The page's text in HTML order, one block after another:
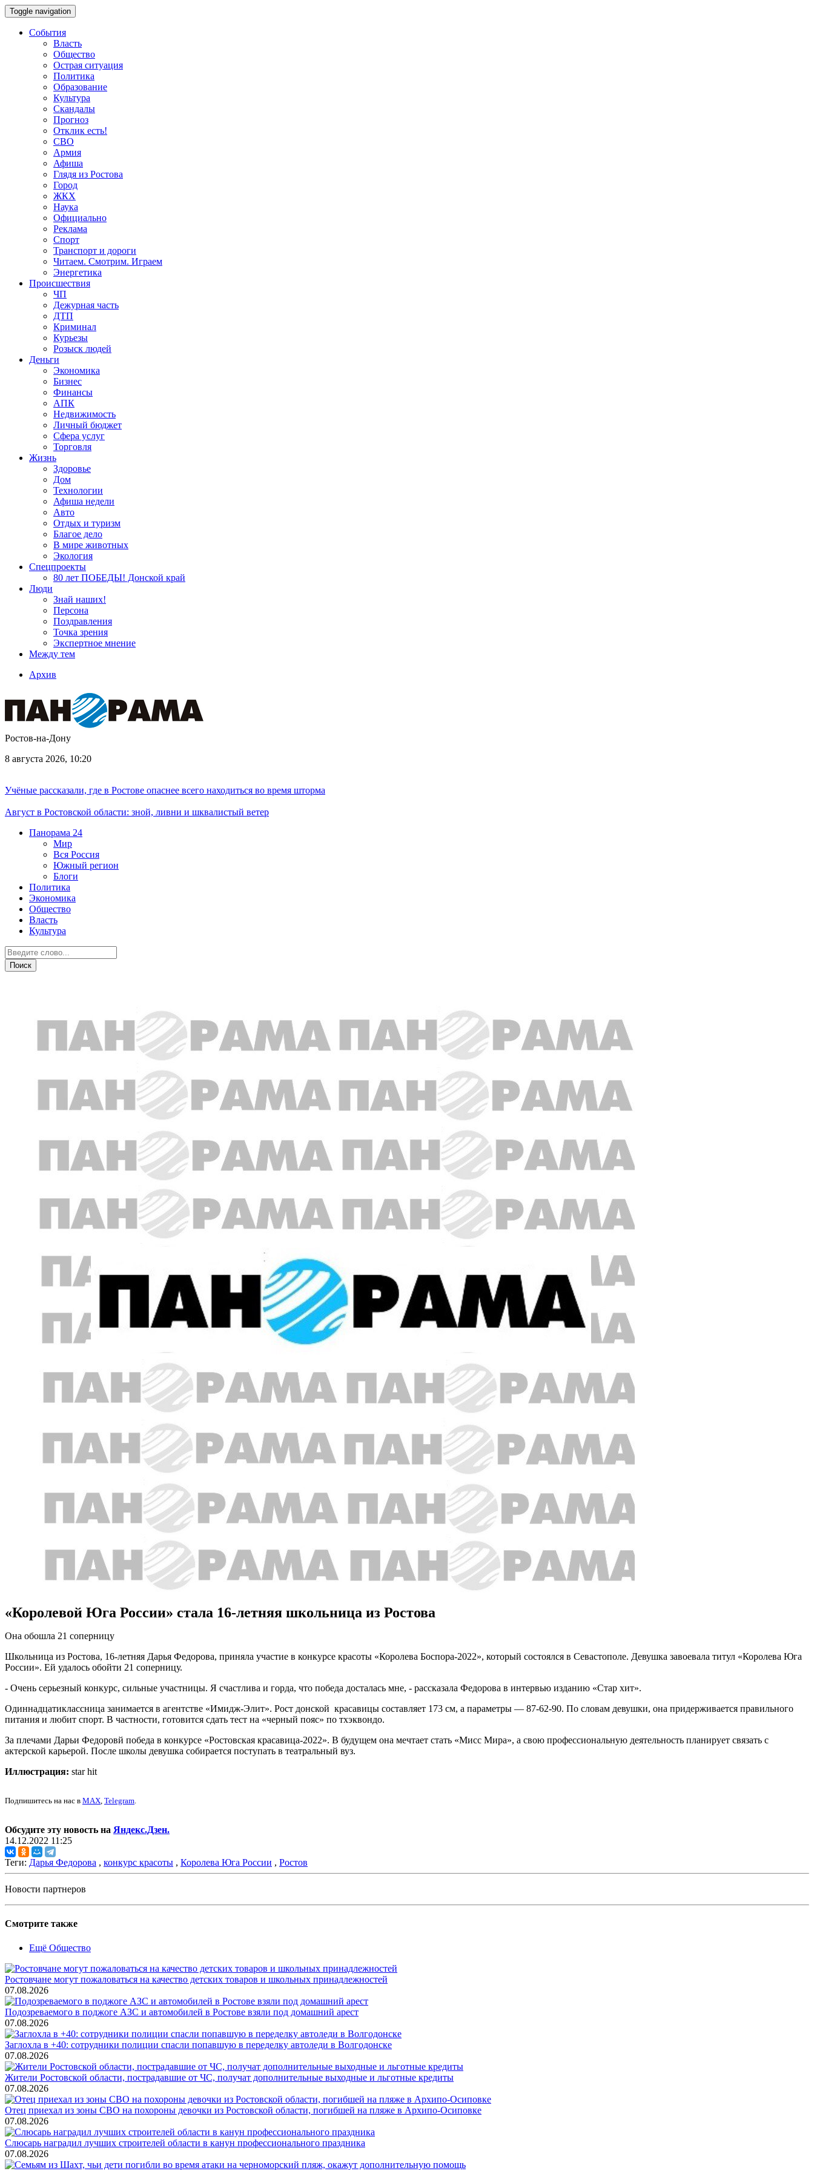
Toggle navigation
События
Власть
Общество
Острая ситуация
Политика
Образование
Культура
Скандалы
Прогноз
Отклик есть!
СВО
Армия
Афиша
Глядя из Ростова
Город
ЖКХ
Наука
Официально
Реклама
Спорт
Транспорт и дороги
Читаем. Смотрим. Играем
Энергетика
Происшествия
ЧП
Дежурная часть
ДТП
Криминал
Курьезы
Розыск людей
Деньги
Экономика
Бизнес
Финансы
АПК
Недвижимость
Личный бюджет
Сфера услуг
Торговля
Жизнь
Здоровье
Дом
Технологии
Афиша недели
Авто
Отдых и туризм
Благое дело
В мире животных
Экология
Спецпроекты
80 лет ПОБЕДЫ! Донской край
Люди
Знай наших!
Персона
Поздравления
Точка зрения
Экспертное мнение
Между тем
Архив
Ростов-на-Дону
8 августа 2026, 10:20
Учёные рассказали, где в Ростове опаснее всего находиться во время шторма
Август в Ростовской области: зной, ливни и шквалистый ветер
Панорама 24
Мир
Вся Россия
Южный регион
Блоги
Политика
Экономика
Общество
Власть
Культура
«Королевой Юга России» стала 16-летняя школьница из Ростова
Она обошла 21 соперницу
Школьница из Ростова, 16-летняя Дарья Федорова, приняла участие в конкурсе красоты «Королева Боспора-2022», который состоялся в Севастополе. Девушка завоевала титул «Королева Юга
России». Ей удалось обойти 21 соперницу.
- Очень серьезный конкурс, сильные участницы. Я счастлива и горда, что победа досталась мне, - рассказала Федорова в интервью изданию «Стар хит».
Одиннадцатиклассница занимается в агентстве «Имидж-Элит». Рост донской красавицы составляет 173 см, а параметры — 87-62-90. По словам девушки, она придерживается правильного
питания и любит спорт. В частности, готовится сдать тест на «черный пояс» по тхэквондо.
За плечами Дарьи Федоровй победа в конкурсе «Ростовская красавица-2022». В будущем она мечтает стать «Мисс Мира», а свою профессиональную деятельность планирует связать с
актерской карьерой. После школы девушка собирается поступать в театральный вуз.
Иллюстрация: star hit
Подпишитесь на нас в MAX, Telegram.
Обсудите эту новость на Яндекс.Дзен.
14.12.2022 11:25
Теги: Дарья Федорова , конкурс красоты , Королева Юга России , Ростов
Новости партнеров
Смотрите также
Ещё Общество
Ростовчане могут пожаловаться на качество детских товаров и школьных принадлежностей
07.08.2026
Подозреваемого в поджоге АЗС и автомобилей в Ростове взяли под домашний арест
07.08.2026
Заглохла в +40: сотрудники полиции спасли попавшую в переделку автоледи в Волгодонске
07.08.2026
Жители Ростовской области, пострадавшие от ЧС, получат дополнительные выходные и льготные кредиты
07.08.2026
Отец приехал из зоны СВО на похороны девочки из Ростовской области, погибшей на пляже в Архипо-Осиповке
07.08.2026
Слюсарь наградил лучших строителей области в канун профессионального праздника
07.08.2026